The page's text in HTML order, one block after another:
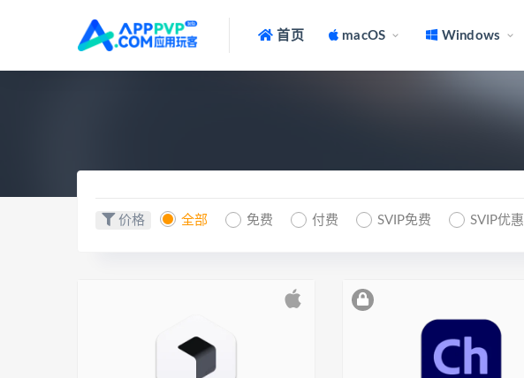
首页 macOS Windows
价格 全部 免费 付费 SVIP免费 SVIP优惠